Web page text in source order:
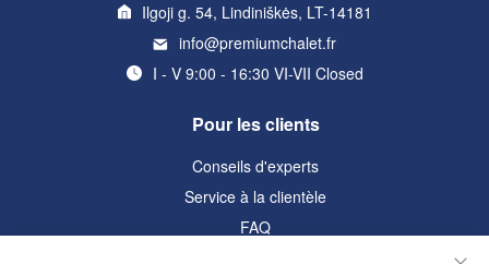
Ilgoji g. 54, Lindiniškės, LT-14181
info@premiumchalet.fr
I - V 9:00 - 16:30 VI-VII Closed
Pour les clients
Conseils d'experts
Service à la clientèle
FAQ